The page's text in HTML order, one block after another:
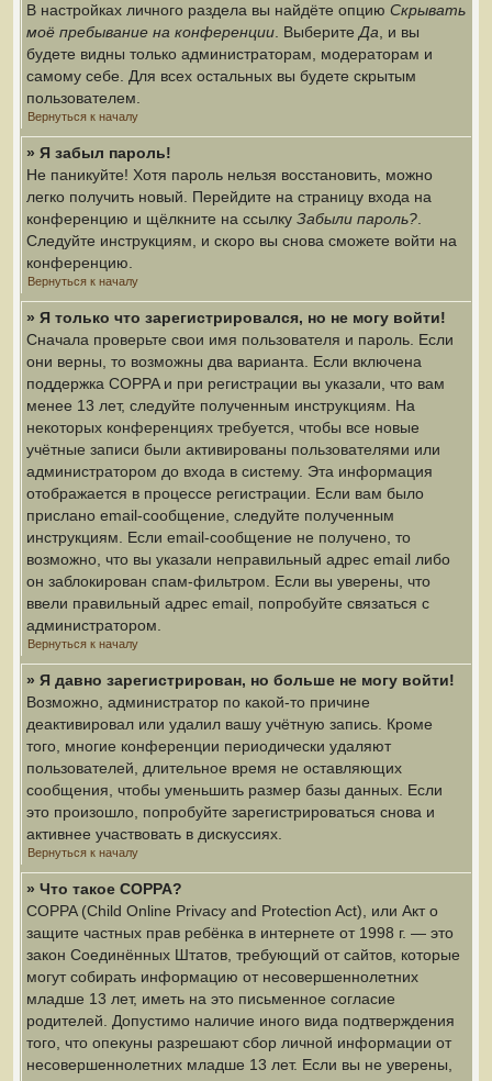
В настройках личного раздела вы найдёте опцию Скрывать
моё пребывание на конференции . Выберите Да , и вы
будете видны только администраторам, модераторам и
самому себе. Для всех остальных вы будете скрытым
пользователем.
Вернуться к началу
» Я забыл пароль!
Не паникуйте! Хотя пароль нельзя восстановить, можно
легко получить новый. Перейдите на страницу входа на
конференцию и щёлкните на ссылку Забыли пароль?
Следуйте инструкциям, и скоро вы снова сможете войти на
конференцию.
Вернуться к началу
» Я только что зарегистрировался, но не могу войти!
Сначала проверьте свои имя пользователя и пароль. Если
они верны, то возможны два варианта. Если включена
поддержка COPPA и при регистрации вы указали, что вам
менее 13 лет, следуйте полученным инструкциям. На
некоторых конференциях требуется, чтобы все новые
учётные записи были активированы пользователями или
администратором до входа в систему. Эта информация
отображается в процессе регистрации. Если вам было
прислано email-сообщение, следуйте полученным
инструкциям. Если email-сообщение не получено, то
возможно, что вы указали неправильный адрес email либо
он заблокирован спам-фильтром. Если вы уверены, что
ввели правильный адрес email, попробуйте связаться с
администратором.
Вернуться к началу
» Я давно зарегистрирован, но больше не могу войти!
Возможно, администратор по какой-то причине
деактивировал или удалил вашу учётную запись. Кроме
того, многие конференции периодически удаляют
пользователей, длительное время не оставляющих
сообщения, чтобы уменьшить размер базы данных. Если
это произошло, попробуйте зарегистрироваться снова и
активнее участвовать в дискуссиях.
Вернуться к началу
» Что такое COPPA?
COPPA (Child Online Privacy and Protection Act), или Акт о
защите частных прав ребёнка в интернете от 1998 г. — это
закон Соединённых Штатов, требующий от сайтов, которые
могут собирать информацию от несовершеннолетних
младше 13 лет, иметь на это письменное согласие
родителей. Допустимо наличие иного вида подтверждения
того, что опекуны разрешают сбор личной информации от
несовершеннолетних младше 13 лет. Если вы не уверены,